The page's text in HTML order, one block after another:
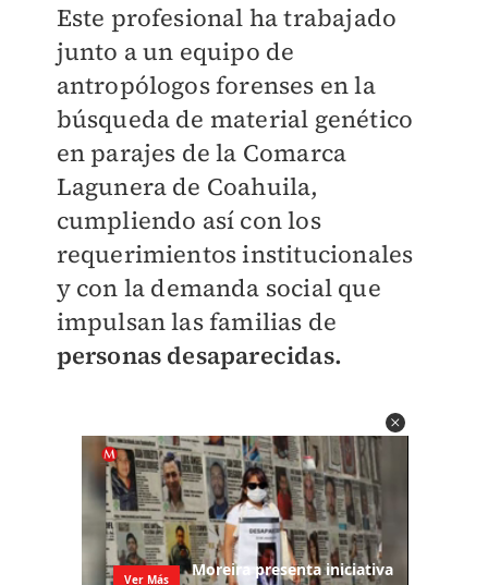
Este profesional ha trabajado
junto a un equipo de
antropólogos forenses en la
búsqueda de material genético
en parajes de la Comarca
Lagunera de Coahuila,
cumpliendo así con los
requerimientos institucionales
y con la demanda social que
impulsan las familias de
personas desaparecidas.